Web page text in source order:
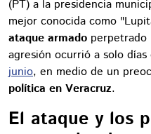
(PT) a la presidencia
mejor conocida como
ataque armado perpetrado
agresión ocurrió a solo días
junio, en medio de un
política en Veracruz.
El ataque y los